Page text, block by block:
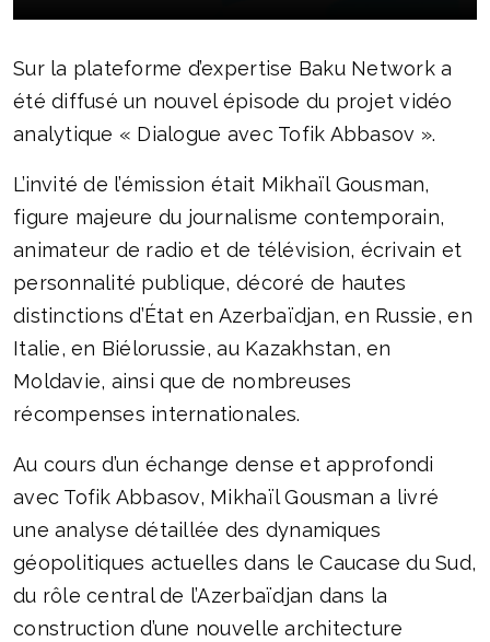
Sur la plateforme d’expertise Baku Network a
été diffusé un nouvel épisode du projet vidéo
analytique « Dialogue avec Tofik Abbasov ».
L’invité de l’émission était Mikhaïl Gousman,
figure majeure du journalisme contemporain,
animateur de radio et de télévision, écrivain et
personnalité publique, décoré de hautes
distinctions d’État en Azerbaïdjan, en Russie, en
Italie, en Biélorussie, au Kazakhstan, en
Moldavie, ainsi que de nombreuses
récompenses internationales.
Au cours d’un échange dense et approfondi
avec Tofik Abbasov, Mikhaïl Gousman a livré
une analyse détaillée des dynamiques
géopolitiques actuelles dans le Caucase du Sud,
du rôle central de l’Azerbaïdjan dans la
construction d’une nouvelle architecture